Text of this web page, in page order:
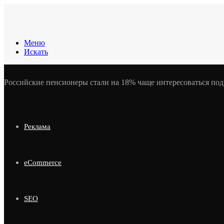
Меню
Искать
Российские пенсионеры стали на 18% чаще интересоваться
Реклама
eCommerce
SEO